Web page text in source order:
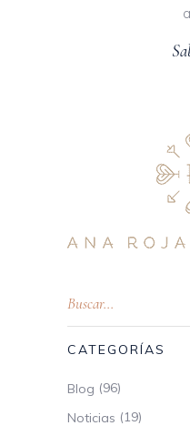
CATEGORÍAS
Blog (96)
Noticias (19)